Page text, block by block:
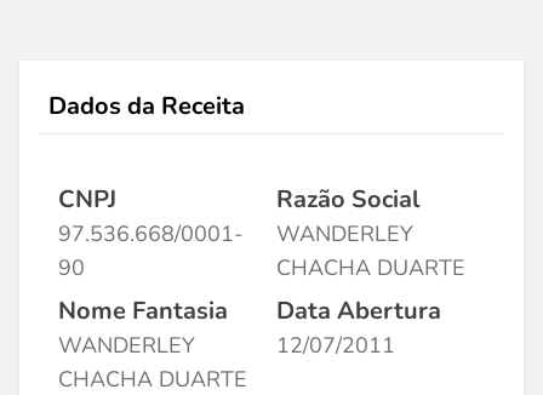
Dados da Receita
CNPJ
97.536.668/0001-
90
Razão Social
WANDERLEY
CHACHA DUARTE
Nome Fantasia
WANDERLEY
CHACHA DUARTE
Data Abertura
12/07/2011